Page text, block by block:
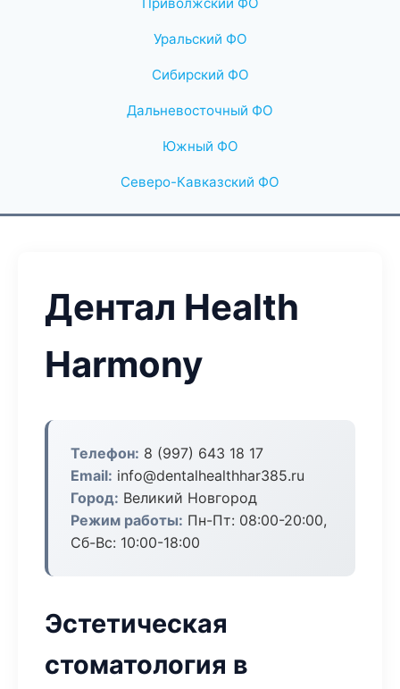
Уральский ФО
Сибирский ФО
Дальневосточный ФО
Южный ФО
Северо-Кавказский ФО
Дентал Health
Harmony
Телефон: 8 (997) 643 18 17
Email: info@dentalhealthhar385.ru
Город: Великий Новгород
Режим работы: Пн-Пт: 08:00-20:00,
Сб-Вс: 10:00-18:00
Эстетическая
стоматология в